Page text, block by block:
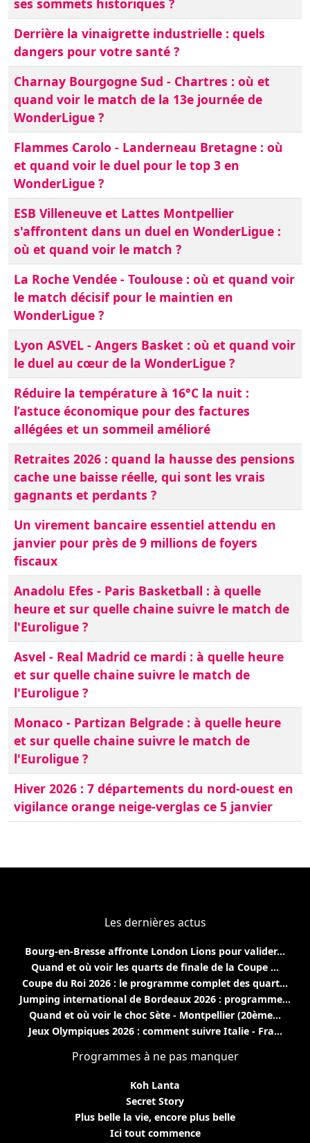
ses sommets historiques ?
Derrière la vinaigrette industrielle : quels
dangers pour votre santé ?
Charnay Bourgogne Sud - Chartres : où et
quand voir le match de la 13e journée de
WonderLigue ?
Flammes Carolo - Landerneau Bretagne : où
et quand voir le duel pour le top 3 en
WonderLigue ?
ESB Villeneuve et Lattes Montpellier
s'affrontent dans un duel en WonderLigue :
où et quand voir le match ?
La Roche Vendée - Toulouse : où et quand voir
le match décisif pour le maintien en
WonderLigue ?
Lyon ASVEL - Angers Basket : où et quand voir
le duel au cœur de la WonderLigue ?
Réduire la température à 16°C la nuit :
l’astuce économique pour des factures
allégées et un sommeil amélioré
Retraites 2026 : quand la hausse des pensions
cache une baisse réelle, qui sont les vrais
gagnants et perdants ?
Un virement bancaire essentiel attendu en
janvier pour près de 9 millions de foyers
fiscaux
Anadolu Efes - Paris Basketball : à quelle
heure et sur quelle chaine suivre le match de
l'Euroligue ?
Asvel - Real Madrid ce mardi : à quelle heure
et sur quelle chaine suivre le match de
l'Euroligue ?
Monaco - Partizan Belgrade : à quelle heure
et sur quelle chaine suivre le match de
l'Euroligue ?
Hiver 2026 : 7 départements du nord-ouest en
vigilance orange neige-verglas ce 5 janvier
Les dernières actus
Bourg-en-Bresse affronte London Lions pour valider...
Quand et où voir les quarts de finale de la Coupe ...
Coupe du Roi 2026 : le programme complet des quart...
Jumping international de Bordeaux 2026 : programme...
Quand et où voir le choc Sète - Montpellier (20ème...
Jeux Olympiques 2026 : comment suivre Italie - Fra...
Programmes à ne pas manquer
Koh Lanta
Secret Story
Plus belle la vie, encore plus belle
Ici tout commence